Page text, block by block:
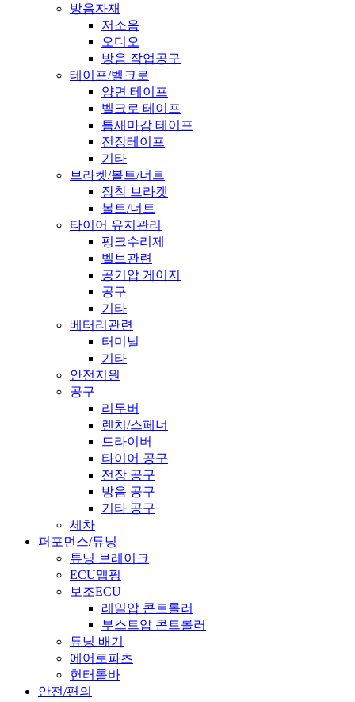
방음자재
저소음
오디오
방음 작업공구
테이프/벨크로
양면 테이프
벨크로 테이프
틈새마감 테이프
전장테이프
기타
브라켓/볼트/너트
장착 브라켓
볼트/너트
타이어 유지관리
펑크수리제
벨브관련
공기압 게이지
공구
기타
베터리관련
터미널
기타
안전지원
공구
리무버
렌치/스페너
드라이버
타이어 공구
전장 공구
방음 공구
기타 공구
세차
퍼포먼스/튜닝
튜닝 브레이크
ECU맵핑
보조ECU
레일압 콘트롤러
부스트압 콘트롤러
튜닝 배기
에어로파츠
헌터롤바
안전/편의